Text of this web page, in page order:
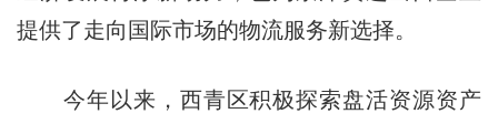
提供了走向国际市场的物流服务新选择。
今年以来，西青区积极探索盘活资源资产